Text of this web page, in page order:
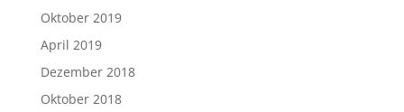
Oktober 2019
April 2019
Dezember 2018
Oktober 2018